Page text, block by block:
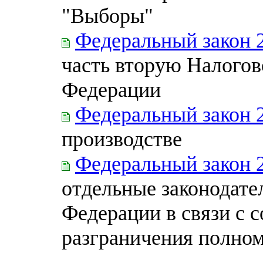
"Выборы"
Федеральный закон
часть вторую
Федерации
Федеральный закон
производстве
Федеральный закон
отдельные
Федерации в связи с
разграничения